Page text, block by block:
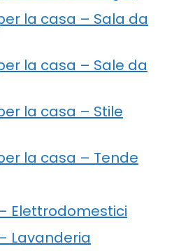
la casa – Sala da
la casa – Sale da
la casa – Stile
la casa – Tende
Elettrodomestici
Lavanderia